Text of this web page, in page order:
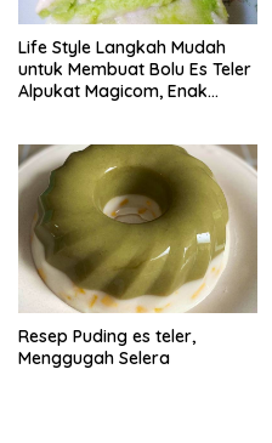
Life Style Langkah Mudah
untuk Membuat Bolu Es Teler
Alpukat Magicom, Enak
Resep Puding es teler,
Menggugah Selera